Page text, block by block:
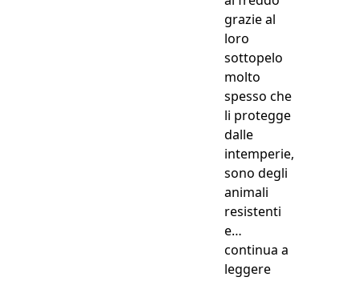
grazie al
loro
sottopelo
molto
spesso che
li protegge
dalle
intemperie,
sono degli
animali
resistenti
e…
continua a
leggere“Gatti